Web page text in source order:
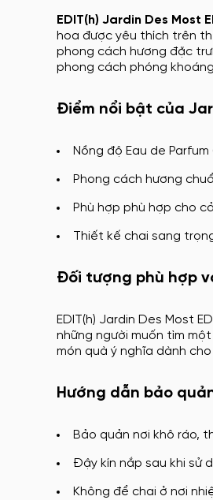
EDIT(h) Jardin Des Most
hoa được yêu thích trên
phong cách hương đặc
phong cách phóng
Điểm nổi bật của
Nồng độ Eau de
Phong cách hương
Phù hợp phù hợp cho
Thiết kế chai sang
Đối tượng phù hợp
EDIT(h) Jardin Des Most
những người muốn tìm
món quà ý nghĩa dành
Hướng dẫn bảo
Bảo quản nơi khô ráo,
Đậy kín nắp sau khi sử
Không để chai ở nơi